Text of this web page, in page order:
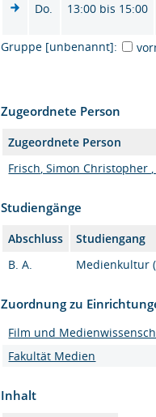
Do.
13:00 bis 15:00
Gruppe [unbenannt]:
Zugeordnete Person
Zugeordnete Person
Frisch, Simon Christopher
Studiengänge
Abschluss Studiengang
B. A.
Medienkultur
Zuordnung zu
Film und
Fakultät Medien
Inhalt